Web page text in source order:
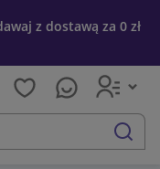
z dostawą za 0 zł
szukaj